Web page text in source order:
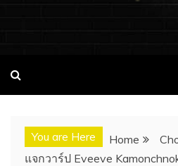
ดอล นางแบบ
You are Here Home
แจกวาร์ป Eveeve